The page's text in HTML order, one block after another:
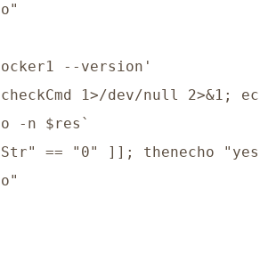
--version'
1>/dev/null 2>&1;
-n $res`
== "0" ]]; thenecho